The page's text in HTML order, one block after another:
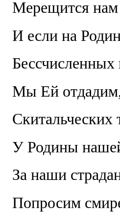
Мерещится
И если на
Мы Ей
Скитальческих
У Родины
За наши
Попросим